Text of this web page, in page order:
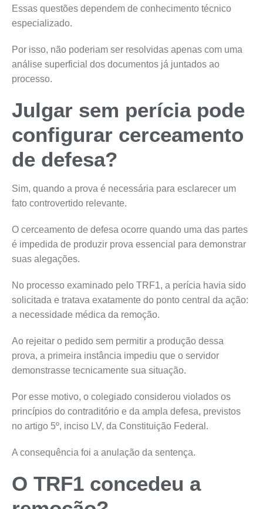
Essas questões dependem de conhecimento técnico
especializado.
Por isso, não poderiam ser resolvidas apenas com uma
análise superficial dos documentos já juntados ao
processo.
Julgar sem perícia pode
configurar cerceamento
de defesa?
Sim, quando a prova é necessária para esclarecer um
fato controvertido relevante.
O cerceamento de defesa ocorre quando uma das partes
é impedida de produzir prova essencial para demonstrar
suas alegações.
No processo examinado pelo TRF1, a perícia havia sido
solicitada e tratava exatamente do ponto central da ação:
a necessidade médica da remoção.
Ao rejeitar o pedido sem permitir a produção dessa
prova, a primeira instância impediu que o servidor
demonstrasse tecnicamente sua situação.
Por esse motivo, o colegiado considerou violados os
princípios do contraditório e da ampla defesa, previstos
no artigo 5º, inciso LV, da Constituição Federal.
A consequência foi a anulação da sentença.
O TRF1 concedeu a